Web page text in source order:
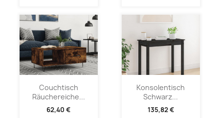
Couchtisch
Räuchereiche...
62,40 €
Konsolentisch
Schwarz...
135,82 €